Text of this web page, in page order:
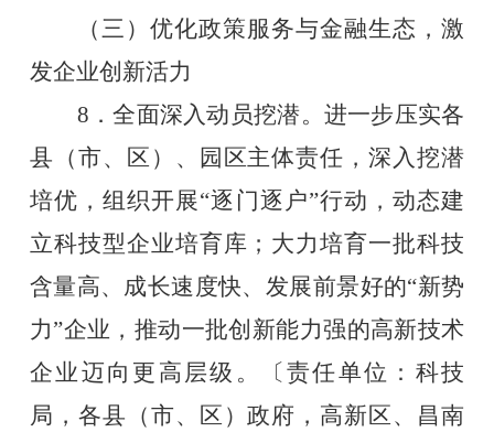
（三）优化政策服务与金融生态，激
发企业创新活力
8．全面深入动员挖潜。进一步压实各
县（市、区）、园区主体责任，深入挖潜
培优，组织开展“逐门逐户”行动，动态建
立科技型企业培育库；大力培育一批科技
含量高、成长速度快、发展前景好的“新势
力”企业，推动一批创新能力强的高新技术
企业迈向更高层级。〔责任单位：科技
局，各县（市、区）政府，高新区、昌南